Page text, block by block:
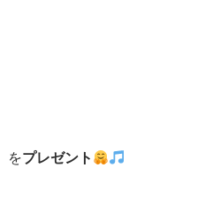
をプレゼント